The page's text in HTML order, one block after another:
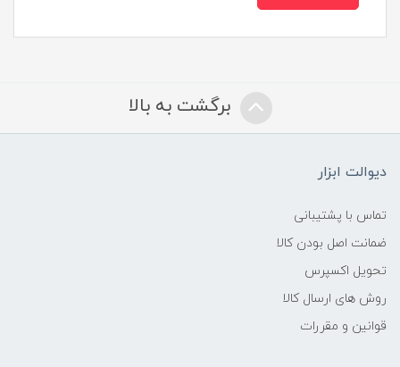
برگشت به بالا
دیوالت ابزار
تماس با پشتیبانی
ضمانت اصل بودن کالا
تحویل اکسپرس
روش های ارسال کالا
قوانین و مقررات